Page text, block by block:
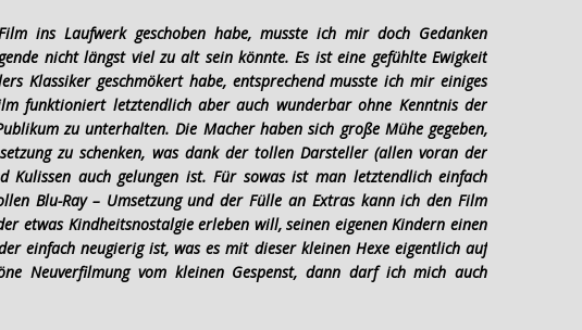
ins Laufwerk geschoben habe, musste ich mir doch Gedanken
nicht längst viel zu alt sein könnte. Es ist eine gefühlte Ewigkeit
Klassiker geschmökert habe, entsprechend musste ich mir einiges
funktioniert letztendlich aber auch wunderbar ohne Kenntnis der
zu unterhalten. Die Macher haben sich große Mühe gegeben,
zu schenken, was dank der tollen Darsteller (allen voran der
Kulissen auch gelungen ist. Für sowas ist man letztendlich einfach
Blu-Ray – Umsetzung und der Fülle an Extras kann ich den Film
etwas Kindheitsnostalgie erleben will, seinen eigenen Kindern einen
einfach neugierig ist, was es mit dieser kleinen Hexe eigentlich auf
Neuverfilmung vom kleinen Gespenst, dann darf ich mich auch